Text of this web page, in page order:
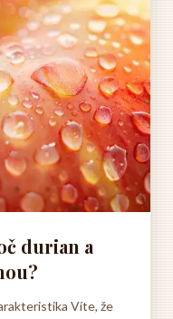
durian a
Víte, že